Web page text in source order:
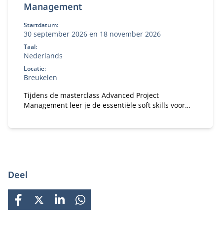
Management
Startdatum:
30 september 2026 en 18 november 2026
Taal:
Nederlands
Locatie:
Breukelen
Tijdens de masterclass Advanced Project
Management leer je de essentiële soft skills voor
Deel
FACEBOOK
X LINKEDINWHATSAPP